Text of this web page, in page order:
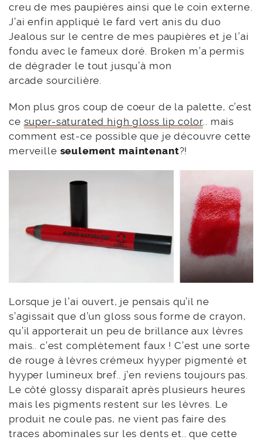
creu de mes paupières ainsi que le coin externe.
J’ai enfin appliqué le fard vert anis du duo
Jealous sur le centre de mes paupières et je l’ai
fondu avec le fameux doré. Broken m’a permis
de dégrader le tout jusqu’à mon
arcade sourcilière.
Mon plus gros coup de coeur de la palette, c’est
ce super-saturated high gloss lip color .. mais
comment est-ce possible que je découvre cette
merveille seulement maintenant?!
Lorsque je l’ai ouvert, je pensais qu’il ne
s’agissait que d’un gloss sous forme de crayon,
qu’il apporterait un peu de brillance aux lèvres
mais.. c’est complètement faux ! C’est une sorte
de rouge à lèvres crémeux hyyper pigmenté et
hyyper lumineux bref.. j’en reviens toujours pas.
Le côté glossy disparaît après plusieurs heures
mais les pigments restent sur les lèvres. Le
produit ne coule pas, ne vient pas faire des
traces abominales sur les dents et.. que cette